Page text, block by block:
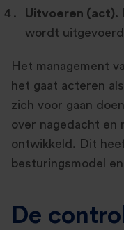
Uitvoeren (act).
wordt
Het management
het gaat acteren
zich voor gaan
over nagedacht en
ontwikkeld. Dit
besturingsmodel
De